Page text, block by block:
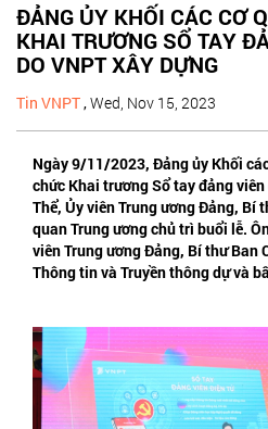
ĐẢNG ỦY KHỐI CÁC CƠ
KHAI TRƯƠNG SỔ TAY
DO VNPT XÂY DỰNG
Tin VNPT,Wed, Nov 15, 2023
Ngày 9/11/2023, Đảng ủy Khối
chức Khai trương Sổ tay đảng
Thể, Ủy viên Trung ương Đảng, Bí
quan Trung ương chủ trì buổi lễ.
viên Trung ương Đảng, Bí thư Ban
Thông tin và Truyền thông dự và